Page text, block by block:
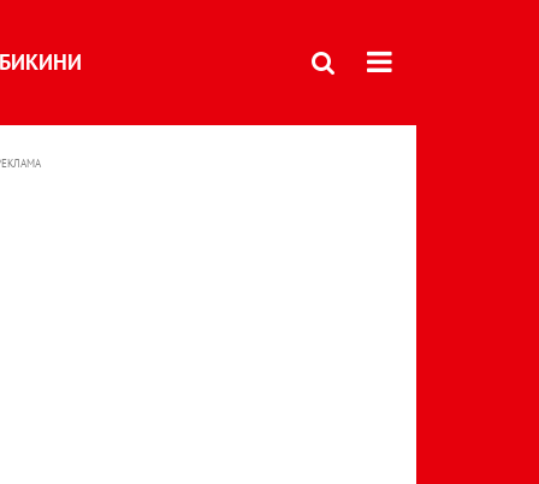
БИКИНИ